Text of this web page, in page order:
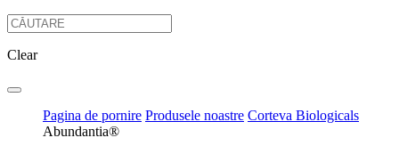
Clear
Pagina de pornire Produsele noastre Corteva Biologicals
Abundantia®